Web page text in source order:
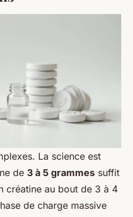
La science est
de 3 à 5 grammes suffit
créatine au bout de 3 à 4
de charge massive